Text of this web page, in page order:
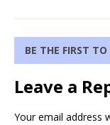
BE THE FIRST
Leave a
Your email address